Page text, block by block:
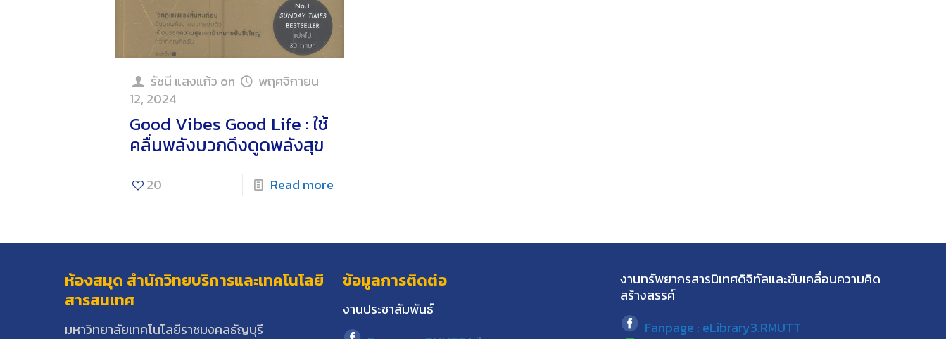
รัชนี แสงแก้ว on
พฤศจิกายน
12, 2024
Good Vibes Good Life : ใช้
คลื่นพลังบวกดึงดูดพลังสุข
20 Read more
ห้องสมุด สำนักวิทยบริการและเทคโนโลยี
สารสนเทศ
มหาวิทยาลัยเทคโนโลยีราชมงคลธัญบุรี
ข้อมูลการติดต่อ
งานประชาสัมพันธ์
งานทรัพยากรสารนิเทศดิจิทัลและขับเคลื่อนความคิด
สร้างสรรค์
Fanpage : eLibrary3.RMUTT